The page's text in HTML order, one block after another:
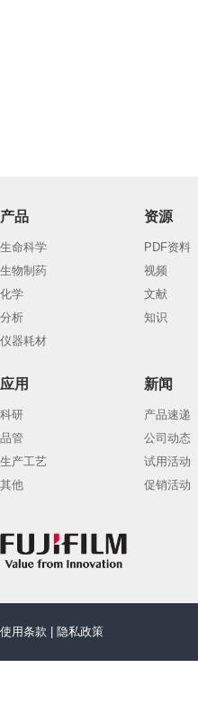
产品
生命科学
生物制药
化学
分析
仪器耗材
资源
PDF资料
视频
文献
知识
应用
科研
品管
生产工艺
其他
新闻
产品速递
公司动态
试用活动
促销活动
使用条款 隐私政策